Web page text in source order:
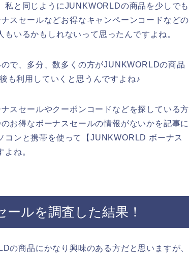
私と同じようにJUNKWORLDの商品を少しでも
スセールなどお得なキャンペーンコードなどの
いるかもしれないって思ったんですよね。
で、多分、数多くの方がJUNKWORLDの商品
も利用していくと思うんですよね♪
スセールやクーポンコードなどを探している方
お得なボーナスセールの情報がないかを記事に
コンと携帯を使って【JUNKWORLD ボーナス
ね。
ルを調査した結果！
の商品にかなり興味のある方だと思いますが、